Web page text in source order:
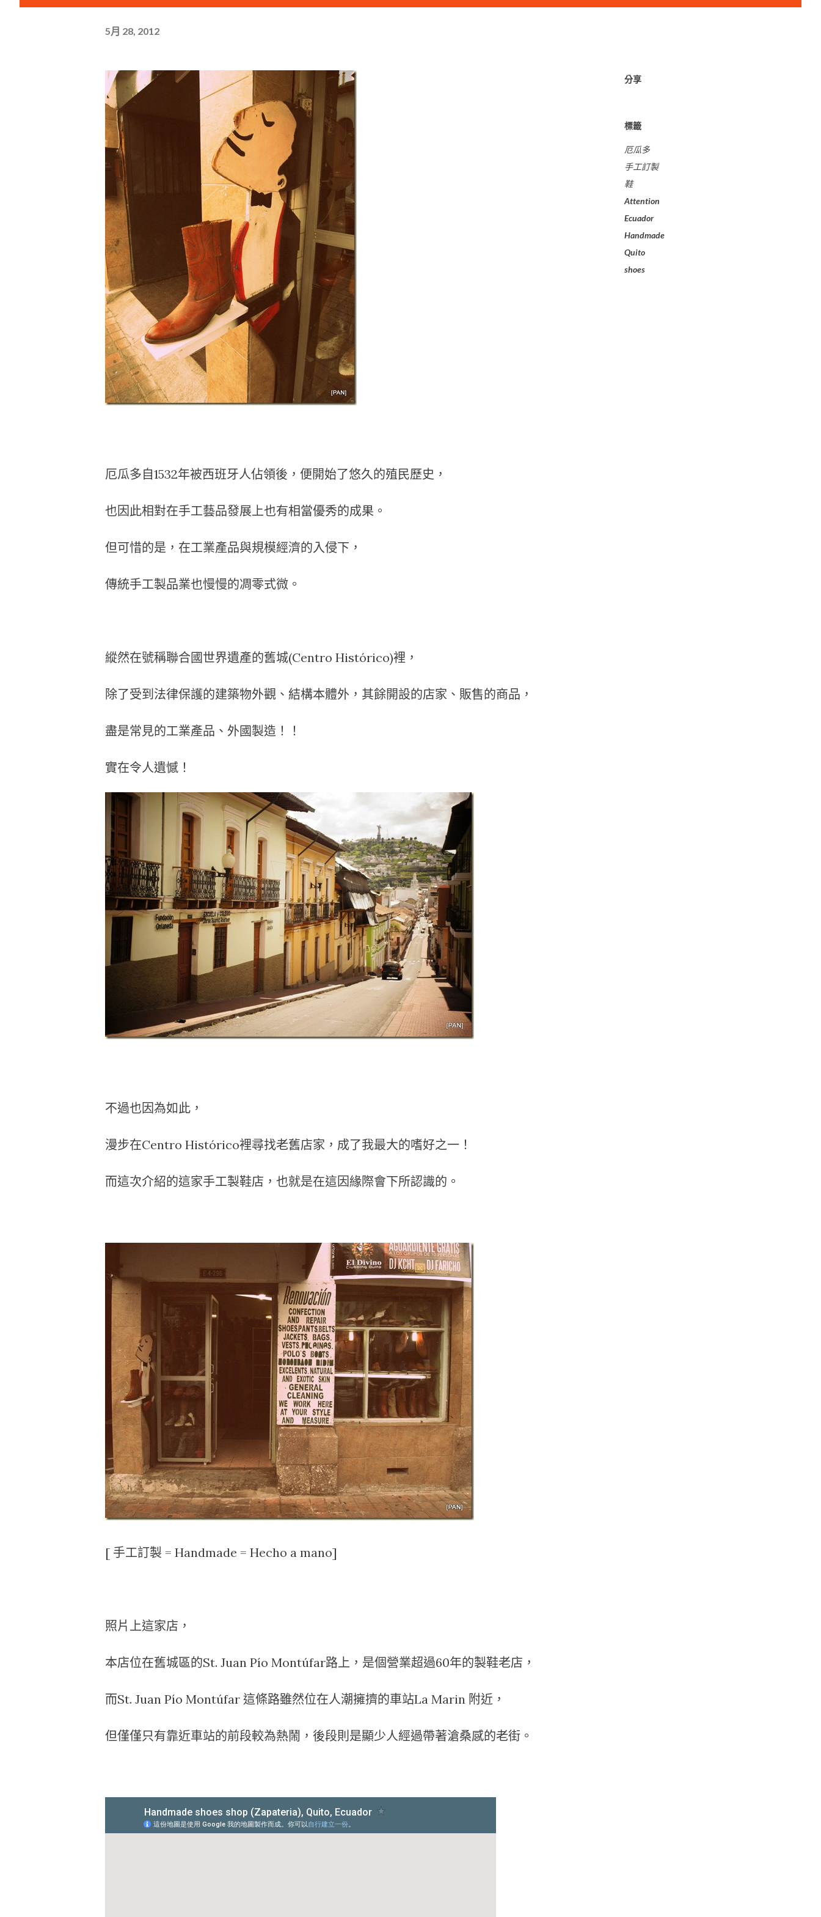
5月 28, 2012
厄瓜多自1532年被西班牙人佔領後，便開始了悠久的殖民歷史，
也因此相對在手工藝品發展上也有相當優秀的成果。
但可惜的是，在工業產品與規模經濟的入侵下，
傳統手工製品業也慢慢的凋零式微。
縱然在號稱聯合國世界遺產的舊城(Centro Histórico)裡，
除了受到法律保護的建築物外觀、結構本體外，其餘開設的店家、販售的商品，
盡是常見的工業產品、外國製造！！
實在令人遺憾！
不過也因為如此，
漫步在Centro Histórico裡尋找老舊店家，成了我最大的嗜好之一！
而這次介紹的這家手工製鞋店，也就是在這因緣際會下所認識的。
[ 手工訂製 = Handmade = Hecho a mano]
照片上這家店，
本店位在舊城區的St. Juan Pío Montúfar路上，是個營業超過60年的製鞋老店，
而St. Juan Pío Montúfar 這條路雖然位在人潮擁擠的車站La Marin 附近，
但僅僅只有靠近車站的前段較為熱鬧，後段則是顯少人經過帶著滄桑感的老街。
分享
標籤
厄瓜多
手工訂製
鞋
Attention
Ecuador
Handmade
Quito
shoes